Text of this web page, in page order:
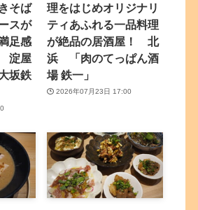
そば
スが
足感
淀屋
坂鉄
理をはじめオリジナリ
ティあふれる一品料理
が絶品の居酒屋！ 北
浜 「肉のてっぱん酒
場 鉄一」
2026年07月23日 17:00